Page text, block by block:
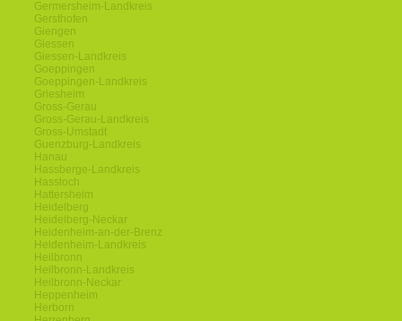
Germersheim-Landkreis
Gersthofen
Giengen
Giessen
Giessen-Landkreis
Goeppingen
Goeppingen-Landkreis
Griesheim
Gross-Gerau
Gross-Gerau-Landkreis
Gross-Umstadt
Guenzburg-Landkreis
Hanau
Hassberge-Landkreis
Hassloch
Hattersheim
Heidelberg
Heidelberg-Neckar
Heidenheim-an-der-Brenz
Heidenheim-Landkreis
Heilbronn
Heilbronn-Landkreis
Heilbronn-Neckar
Heppenheim
Herborn